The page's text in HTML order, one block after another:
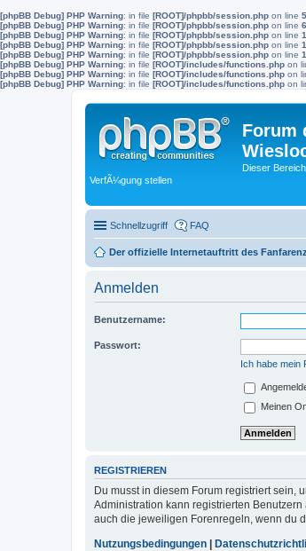
[phpBB Debug] PHP Warning: in file [ROOT]/phpbb/session.php on line
[phpBB Debug] PHP Warning: in file [ROOT]/phpbb/session.php on line
[phpBB Debug] PHP Warning: in file [ROOT]/phpbb/session.php on line
[phpBB Debug] PHP Warning: in file [ROOT]/phpbb/session.php on line
[phpBB Debug] PHP Warning: in file [ROOT]/phpbb/session.php on line
[phpBB Debug] PHP Warning: in file [ROOT]/includes/functions.php on
[phpBB Debug] PHP Warning: in file [ROOT]/includes/functions.php on
[phpBB Debug] PHP Warning: in file [ROOT]/includes/functions.php on
Forum
Dieser
VerfÃ¼gung stellen
Schnellzugriff FAQ
Der offizielle Internetauftritt des
Anmelden
Benutzername:
Passwort:
Ich habe mein
Meinen
REGISTRIEREN
Du musst in diesem Forum registriert sein,
Administration kann registrierten
auch die jeweiligen Forenregeln, wenn du
Nutzungsbedingungen